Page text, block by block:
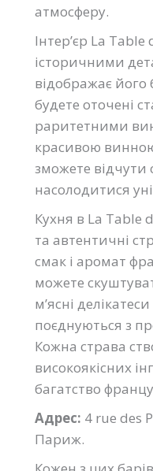
атмосферу.
Інтер’єр La
історичними
відображає його
будете оточені
раритетними
красивою
зможете відчути
насолодитися
Кухня в La Table
та автентичні
смак і аромат
можете
м’ясні
поєднуються з
Кожна страва
високоякісних
багатство
Адрес: 4 rue des
Париж.